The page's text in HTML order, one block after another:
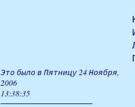
Это было в Пятницу 24 Ноября,
2006
13:38:35